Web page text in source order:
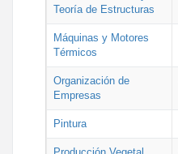
Teoría de Estructuras
Máquinas y Motores
Térmicos
Organización de
Empresas
Pintura